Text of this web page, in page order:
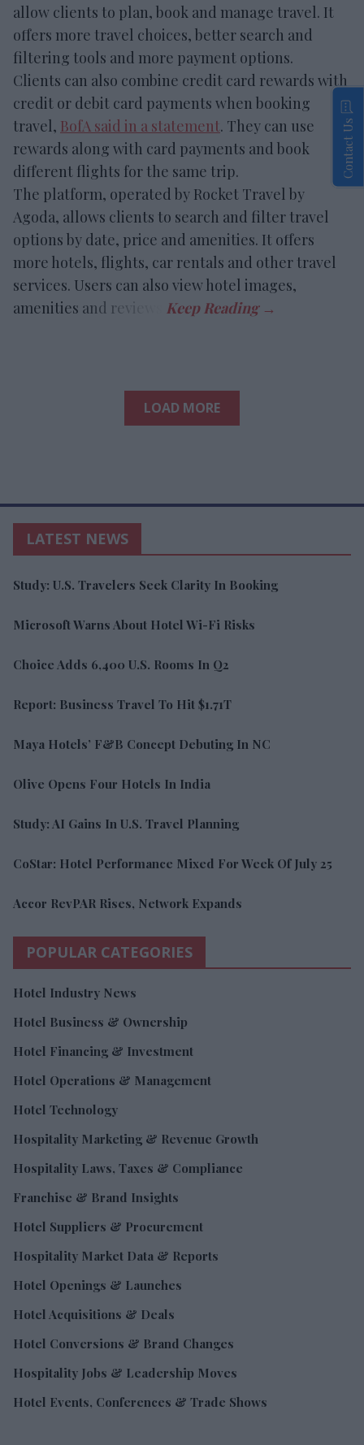
allow clients to plan, book and manage travel. It
offers more travel choices, better search and
filtering tools and more payment options.
Clients can also combine credit card rewards with
credit or debit card payments when booking
travel, BofA said in a statement. They can use
rewards along with card payments and book
different flights for the same trip.
The platform, operated by Rocket Travel by
Agoda, allows clients to search and filter travel
options by date, price and amenities. It offers
more hotels, flights, car rentals and other travel
services. Users can also view hotel images,
amenities and reviews.
LOAD MORE
LATEST NEWS
Study: U.S. Travelers Seek Clarity In Booking
Microsoft Warns About Hotel Wi-Fi Risks
Choice Adds 6,400 U.S. Rooms In Q2
Report: Business Travel To Hit $1.71T
Maya Hotels’ F&B Concept Debuting In NC
Olive Opens Four Hotels In India
Study: AI Gains In U.S. Travel Planning
CoStar: Hotel Performance Mixed For Week Of July 25
Accor RevPAR Rises, Network Expands
POPULAR CATEGORIES
Hotel Industry News
Hotel Business & Ownership
Hotel Financing & Investment
Hotel Operations & Management
Hotel Technology
Hospitality Marketing & Revenue Growth
Hospitality Laws, Taxes & Compliance
Franchise & Brand Insights
Hotel Suppliers & Procurement
Hospitality Market Data & Reports
Hotel Openings & Launches
Hotel Acquisitions & Deals
Hotel Conversions & Brand Changes
Hospitality Jobs & Leadership Moves
Hotel Events, Conferences & Trade Shows
Contact Us